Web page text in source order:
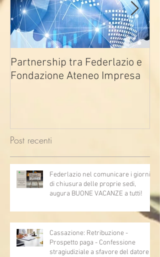
Partnership tra Federlazio e
Fondazione Ateneo Impresa
Post recenti
Federlazio nel comunicare i giorni
di chiusura delle proprie sedi,
augura BUONE VACANZE a tutti!
Cassazione: Retribuzione -
Prospetto paga - Confessione
stragiudiziale a sfavore del datore di